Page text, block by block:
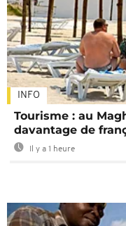
INFO
Tourisme : au
davantage de
Il y a 1 heure